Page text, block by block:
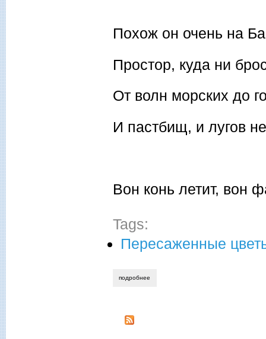
Похож он очень на
Простор, куда ни
От волн морских до
И пастбищ, и лугов
Вон конь летит, вон
Tags:
Пересаженные
подробнее